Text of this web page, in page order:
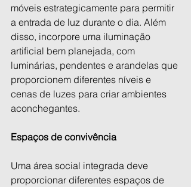
móveis estrategicamente para permitir
a entrada de luz durante o dia. Além
disso, incorpore uma iluminação
artificial bem planejada, com
luminárias, pendentes e arandelas que
proporcionem diferentes níveis e
cenas de luzes para criar ambientes
aconchegantes.
Espaços de convivência
Uma área social integrada deve
proporcionar diferentes espaços de